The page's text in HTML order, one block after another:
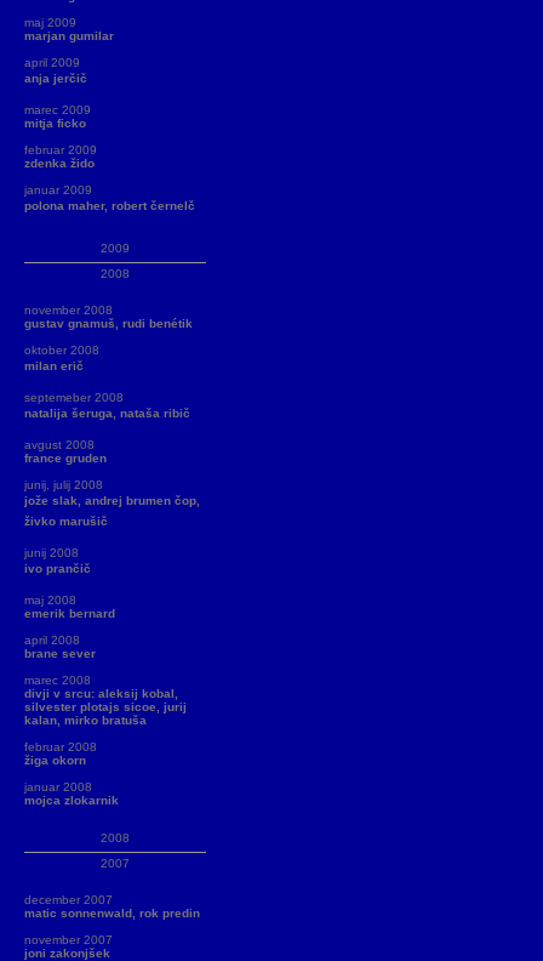
maj 2009
marjan gumilar
april 2009
anja jerčič
marec 2009
mitja ficko
februar 2009
zdenka žido
januar 2009
polona maher, robert černelč
2009
2008
november 2008
gustav gnamuš, rudi benétik
oktober 2008
milan erič
septemeber 2008
natalija šeruga, nataša ribič
avgust 2008
france gruden
junij, julij 2008
jože slak, andrej brumen čop,
živko marušič
junij 2008
ivo prančič
maj 2008
emerik bernard
april 2008
brane sever
marec 2008
divji v srcu: aleksij kobal,
silvester plotajs sicoe, jurij
kalan, mirko bratuša
februar 2008
žiga okorn
januar 2008
mojca zlokarnik
2008
2007
december 2007
matic sonnenwald, rok predin
november 2007
joni zakonjšek